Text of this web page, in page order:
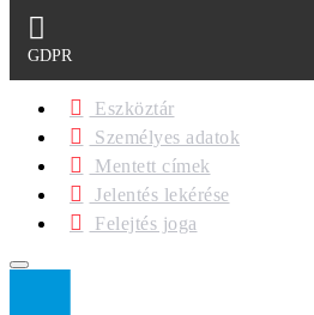
GDPR
Eszköztár
Személyes adatok
Mentett címek
Jelentés lekérése
Felejtés joga